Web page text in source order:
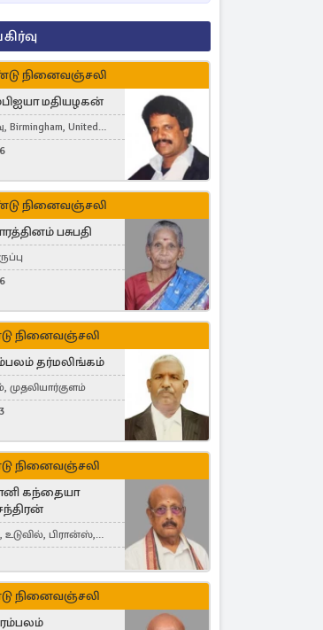
நினைவஞ்சலி
மதியழகன்
United
நினைவஞ்சலி
பசுபதி
நினைவஞ்சலி
தர்மலிங்கம்
முதலியார்குளம்
நினைவஞ்சலி
கந்தையா
பிரான்ஸ்,
நினைவஞ்சலி